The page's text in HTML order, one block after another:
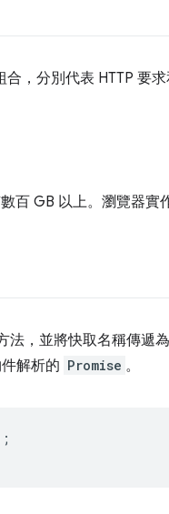
合，分別代表 HTTP 要
百 GB 以上。瀏覽器
法，並將快取名稱傳遞
解析的 Promise 。